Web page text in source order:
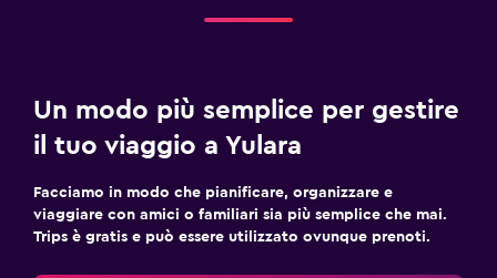
Un modo più semplice per gestire
il tuo viaggio a Yulara
Facciamo in modo che pianificare, organizzare e
viaggiare con amici o familiari sia più semplice che mai.
Trips è gratis e può essere utilizzato ovunque prenoti.